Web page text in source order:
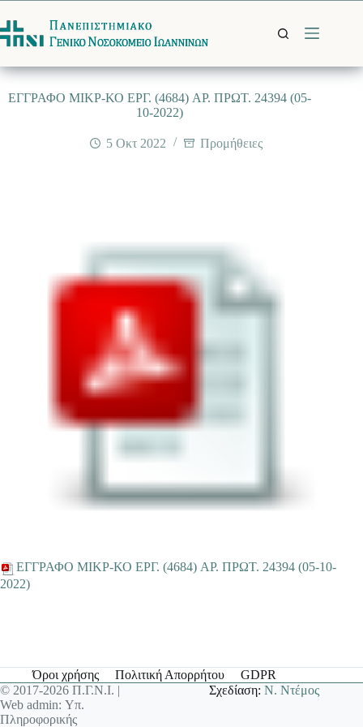
στο
περιεχόμενο
EΓΓΡΑΦΟ ΜΙΚΡ-ΚΟ ΕΡΓ. (4684) AΡ. ΠΡΩΤ. 24394 (05-
10-2022)
5 Οκτ 2022 Προμήθειες
EΓΓΡΑΦΟ ΜΙΚΡ-ΚΟ ΕΡΓ. (4684) AΡ. ΠΡΩΤ. 24394 (05-10-
2022)
Όροι χρήσης Πολιτική Απορρήτου
GDPR
© 2017-2026 Π.Γ.Ν.Ι. |
Web admin: Υπ.
Πληροφορικής
Σχεδίαση:Ν. Ντέμος